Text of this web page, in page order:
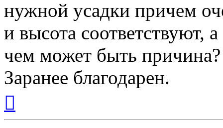
нужной усадки причем
и высота соответствуют,
чем может быть причина?
Заранее благодарен.
началу